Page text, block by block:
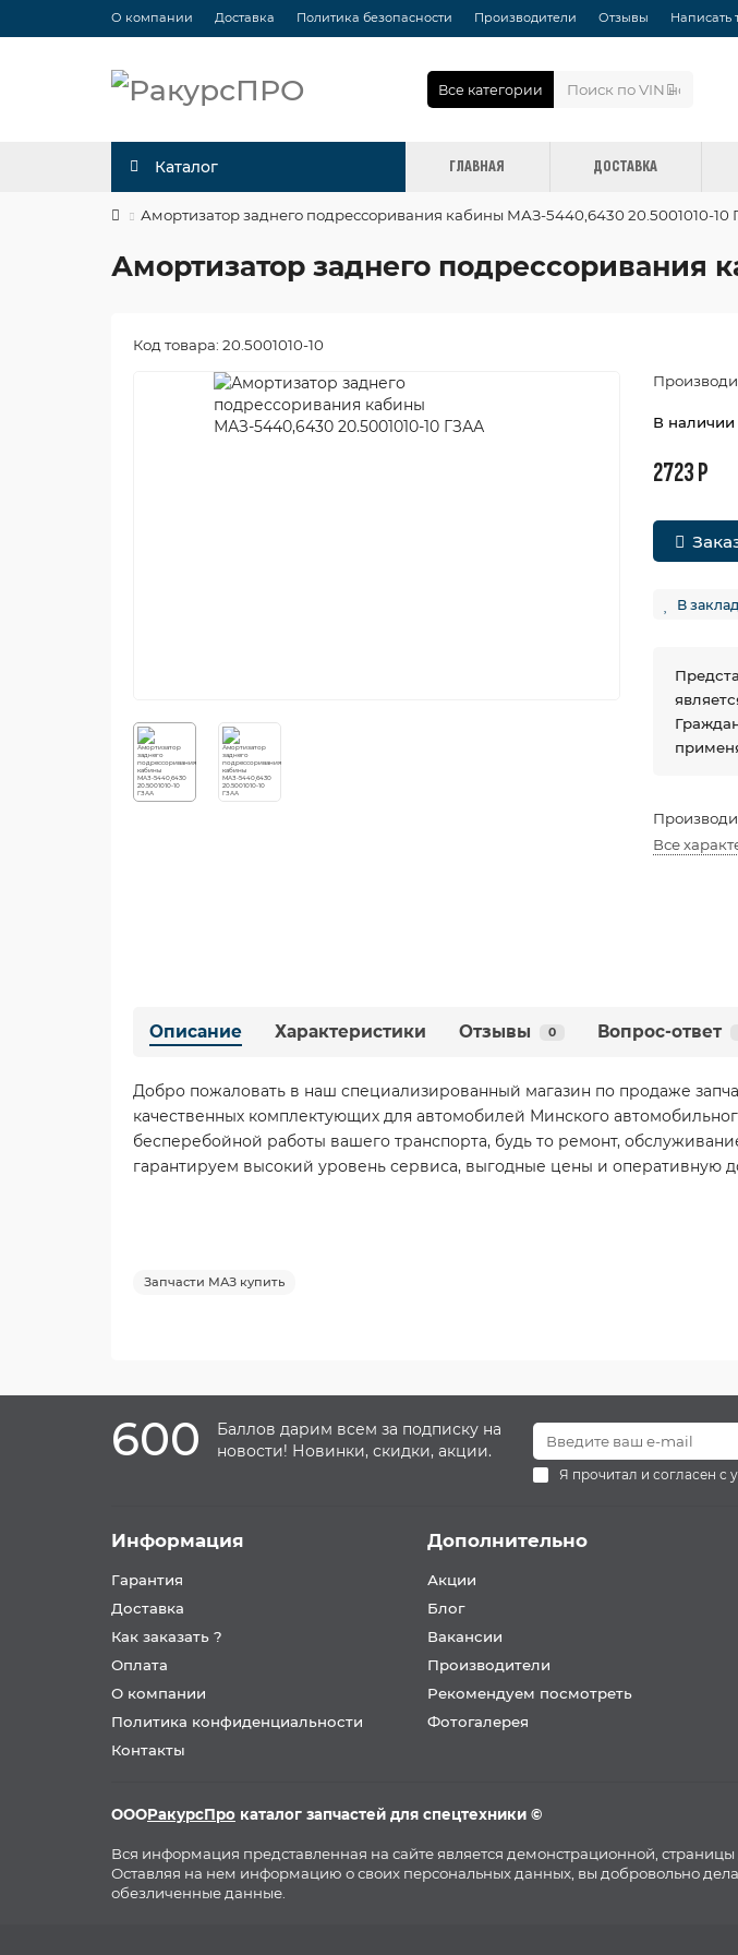
О компании Доставка Политика безопасности Производители Отзывы Написать
Все категории
Каталог ГЛАВНАЯ ДОСТАВКА
Амортизатор заднего подрессоривания кабины МАЗ-5440,6430 20.5001010-10
Амортизатор заднего подрессоривания
Код товара: 20.5001010-10
В наличии
2723 Р
В
Все
Описание Характеристики Отзывы 0 Вопрос-ответ
Добро пожаловать в наш специализированный магазин по продаже
качественных комплектующих для автомобилей Минского
бесперебойной работы вашего транспорта, будь то ремонт,
гарантируем высокий уровень сервиса, выгодные цены и оперативную
Запчасти МАЗ купить
600
Баллов дарим всем за подписку на
новости! Новинки, скидки, акции.
Я прочитал и согласен с
Информация
Гарантия
Доставка
Как заказать ?
Оплата
О компании
Политика конфиденциальности
Контакты
Дополнительно
Акции
Блог
Вакансии
Производители
Рекомендуем посмотреть
Фотогалерея
ОООРакурсПро каталог запчастей для спецтехники ©
Вся информация представленная на сайте является демонстрационной,
Оставляя на нем информацию о своих персональных данных, вы добровольно
обезличенные данные.